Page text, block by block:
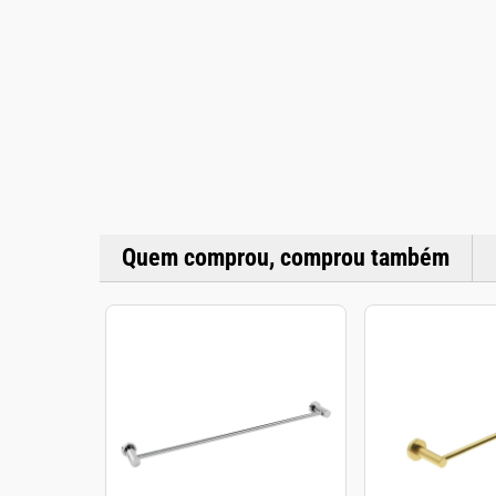
Quem comprou, comprou também